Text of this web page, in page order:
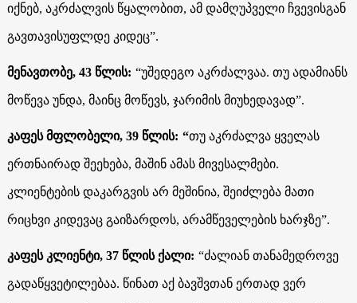
იქნებ, აკრძალვის წყალობით, ამ დამღუპველი ჩვევისგან
გავთავისუფლდე კიდეც”.
მენავთობე, 43 წლის: “უშედეგო აკრძალვაა. თუ ადამიანს
მოწევა უნდა, მაინც მოწევს, ჯარიმის მიუხედავად”.
კაფეს მფლობელი, 39 წლის: “თუ აკრძალვა ყველას
ერთნაირად შეეხება, მაშინ ამას მივესალმები.
კლიენტების დაკარგვის არ მეშინია, შეიძლება მათი
რიცხვი კიდევაც გაიზარდოს, არამწეველების ხარჯზე”.
კაფეს კლიენტი, 37 წლის ქალი: “ძალიან თანამედროვე
გადაწყვეტილებაა. წინათ აქ ბავშვთან ერთად ვერ